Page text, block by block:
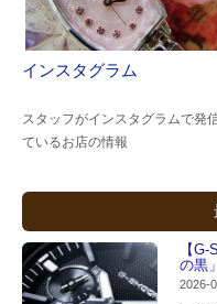
インスタグラム
スタッフがインスタグラムで発
ているお店の情報
【
の黒
2026-